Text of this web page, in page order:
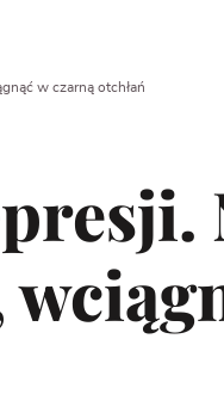
w czarną otchłań